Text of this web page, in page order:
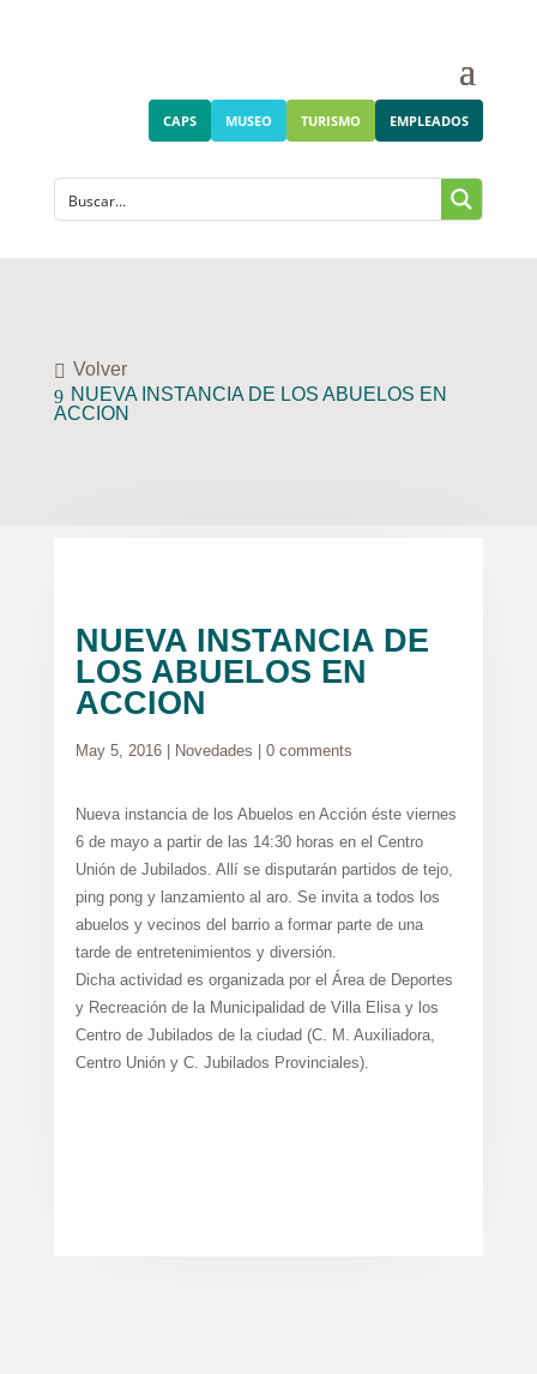
CAPS MUSEO TURISMO EMPLEADOS
Volver
NUEVA INSTANCIA DE LOS ABUELOS EN
ACCION
NUEVA INSTANCIA DE
LOS ABUELOS EN
ACCION
May 5, 2016| Novedades 0 comments
Nueva instancia de los Abuelos en Acción éste viernes
6 de mayo a partir de las 14:30 horas en el Centro
Unión de Jubilados. Allí se disputarán partidos de tejo,
ping pong y lanzamiento al aro. Se invita a todos los
abuelos y vecinos del barrio a formar parte de una
tarde de entretenimientos y diversión.
Dicha actividad es organizada por el Área de Deportes
y Recreación de la Municipalidad de Villa Elisa y los
Centro de Jubilados de la ciudad (C. M. Auxiliadora,
Centro Unión y C. Jubilados Provinciales).